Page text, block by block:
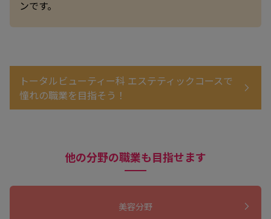
ンです。
トータルビューティー科 エステティックコースで
憧れの職業を目指そう！
他の分野の職業も目指せます
美容分野